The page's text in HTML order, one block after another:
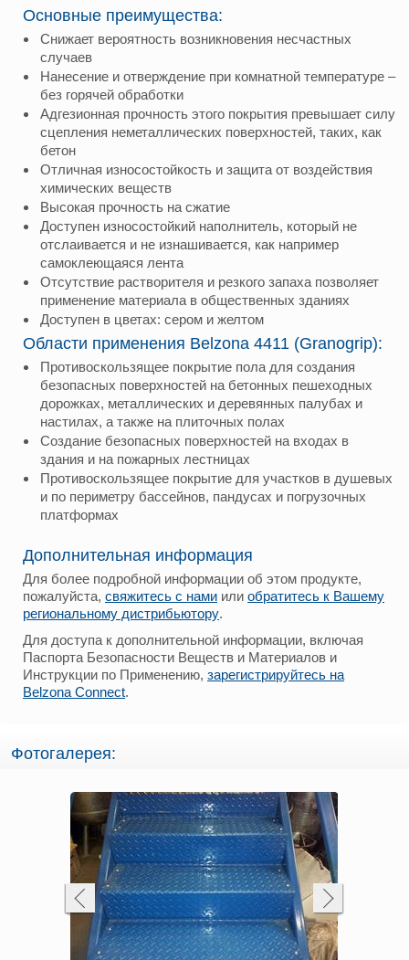
Основные преимущества:
Снижает вероятность возникновения несчастных
случаев
Нанесение и отверждение при комнатной температуре –
без горячей обработки
Адгезионная прочность этого покрытия превышает силу
сцепления неметаллических поверхностей, таких, как
бетон
Отличная износостойкость и защита от воздействия
химических веществ
Высокая прочность на сжатие
Доступен износостойкий наполнитель, который не
отслаивается и не изнашивается, как например
самоклеющаяся лента
Отсутствие растворителя и резкого запаха позволяет
применение материала в общественных зданиях
Доступен в цветах: сером и желтом
Области применения Belzona 4411 (Granogrip):
Противоскользящее покрытие пола для создания
безопасных поверхностей на бетонных пешеходных
дорожках, металлических и деревянных палубах и
настилах, а также на плиточных полах
Создание безопасных поверхностей на входах в
здания и на пожарных лестницах
Противоскользящее покрытие для участков в душевых
и по периметру бассейнов, пандусах и погрузочных
платформах
Дополнительная информация
Для более подробной информации об этом продукте,
пожалуйста, свяжитесь с нами или обратитесь к Вашему
региональному дистрибьютору.
Для доступа к дополнительной информации, включая
Паспорта Безопасности Веществ и Материалов и
Инструкции по Применению, зарегистрируйтесь на
Belzona Connect.
Фотогалерея: